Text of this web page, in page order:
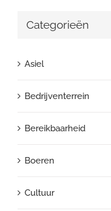
Categorieën
Asiel
Bedrijventerrein
Bereikbaarheid
Boeren
Cultuur